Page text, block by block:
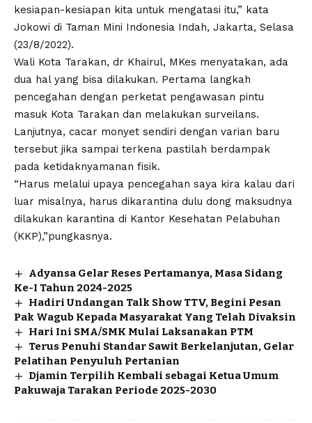
kesiapan-kesiapan kita untuk mengatasi itu,” kata
Jokowi di Taman Mini Indonesia Indah, Jakarta, Selasa
(23/8/2022).
Wali Kota Tarakan, dr Khairul, MKes menyatakan, ada
dua hal yang bisa dilakukan. Pertama langkah
pencegahan dengan perketat pengawasan pintu
masuk Kota Tarakan dan melakukan surveilans.
Lanjutnya, cacar monyet sendiri dengan varian baru
tersebut jika sampai terkena pastilah berdampak
pada ketidaknyamanan fisik.
“Harus melalui upaya pencegahan saya kira kalau dari
luar misalnya, harus dikarantina dulu dong maksudnya
dilakukan karantina di Kantor Kesehatan Pelabuhan
(KKP),”pungkasnya.
Adyansa Gelar Reses Pertamanya, Masa Sidang
Ke-I Tahun 2024-2025
Hadiri Undangan Talk Show TTV, Begini Pesan
Pak Wagub Kepada Masyarakat Yang Telah Divaksin
Hari Ini SMA/SMK Mulai Laksanakan PTM
Terus Penuhi Standar Sawit Berkelanjutan, Gelar
Pelatihan Penyuluh Pertanian
Djamin Terpilih Kembali sebagai Ketua Umum
Pakuwaja Tarakan Periode 2025-2030